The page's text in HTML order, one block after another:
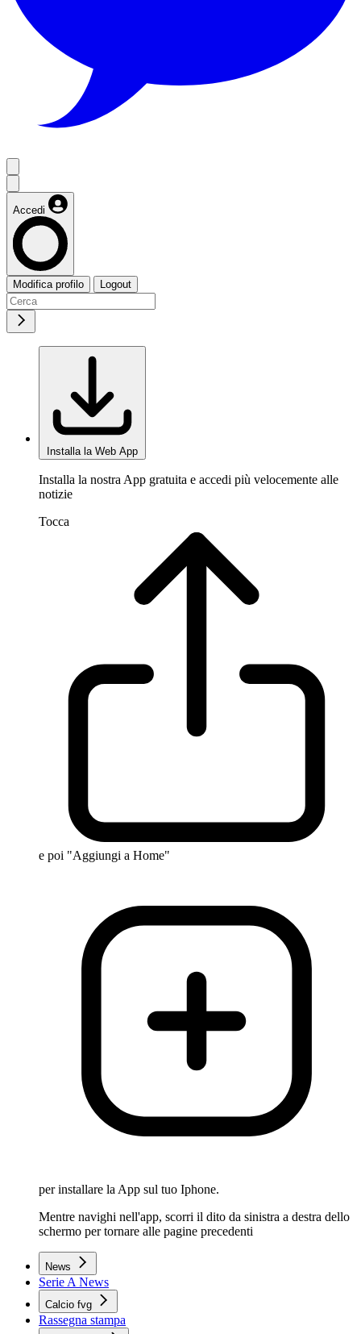
Accedi
Modifica profilo Logout
Installa la Web App
Installa la nostra App gratuita e accedi più velocemente alle
notizie
Tocca
e poi "Aggiungi a Home"
per installare la App sul tuo Iphone.
Mentre navighi nell'app, scorri il dito da sinistra a destra dello
schermo per tornare alle pagine precedenti
News
Serie A News
Calcio fvg
Rassegna stampa